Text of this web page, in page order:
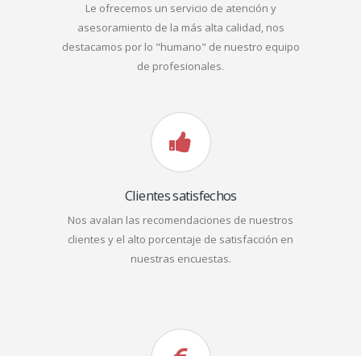
Le ofrecemos un servicio de atención y
asesoramiento de la más alta calidad, nos
destacamos por lo "humano" de nuestro equipo
de profesionales.
Clientes satisfechos
Nos avalan las recomendaciones de nuestros
clientes y el alto porcentaje de satisfacción en
nuestras encuestas.